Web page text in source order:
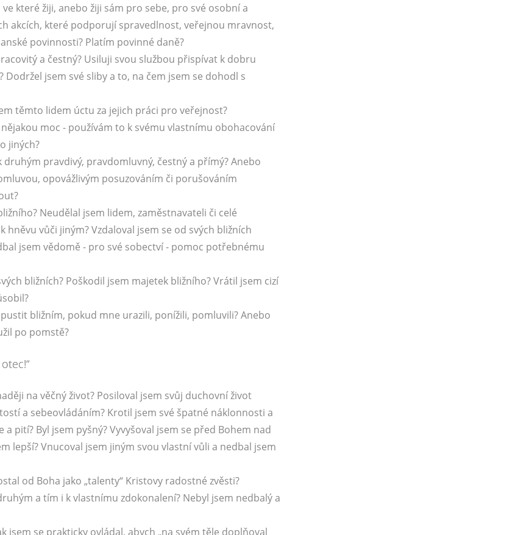
které žiji, anebo žiji sám pro sebe, pro své osobní a
akcích, které podporují spravedlnost, veřejnou mravnost,
povinnosti? Platím povinné daně?
a čestný? Usiluji svou službou přispívat k dobru
jsem své sliby a to, na čem jsem se dohodl s
těmto lidem úctu za jejich práci pro veřejnost?
moc - používám to k svému vlastnímu obohacování
jiných?
druhým pravdivý, pravdomluvný, čestný a přímý? Anebo
opovážlivým posuzováním či porušováním
Neudělal jsem lidem, zaměstnavateli či celé
vůči jiným? Vzdaloval jsem se od svých bližních
jsem vědomě - pro své sobectví - pomoc potřebnému
bližních? Poškodil jsem majetek bližního? Vrátil jsem cizí
bližním, pokud mne urazili, ponížili, pomluvili? Anebo
po pomstě?
na věčný život? Posiloval jsem svůj duchovní život
a sebeovládáním? Krotil jsem své špatné náklonnosti a
pití? Byl jsem pyšný? Vyvyšoval jsem se před Bohem nad
lepší? Vnucoval jsem jiným svou vlastní vůli a nedbal jsem
od Boha jako „talenty“ Kristovy radostné zvěsti?
a tím i k vlastnímu zdokonalení? Nebyl jsem nedbalý a
jsem se prakticky ovládal, abych „na svém těle doplňoval